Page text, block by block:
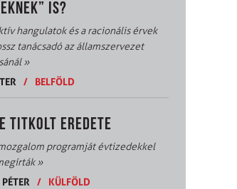
IS?
hangulatok és a racionális érvek
tanácsadó az államszervezet
»
/ BELFÖLD
TITKOLT EREDETE
programját évtizedekkel
»
/ KÜLFÖLD